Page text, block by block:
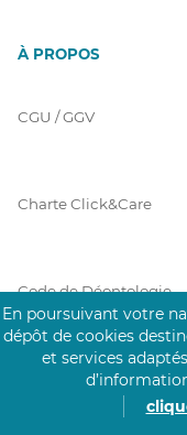
À PROPOS
CGU / GGV
Charte Click&Care
Code de Déontologie
Mentions Légales
En poursuivant votre
dépôt de cookies
et services